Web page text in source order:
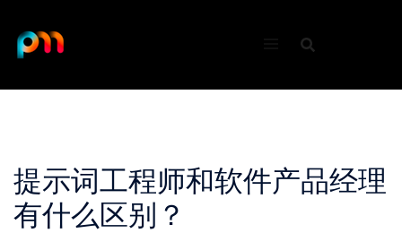
content
提示词工程师和软件产品经理
有什么区别？